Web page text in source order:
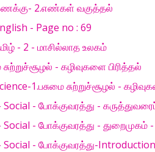
2.எண்கள் வகுத்தல்
- Page no : 69
- 2 - மாசில்லாத உலகம்
- கழிவுகளை பிரித்தல்
1.பசுமை சுற்றுச்சூழல் -
- போக்குவரத்து -
- போக்குவரத்து - துறைமுகம்
Social - போக்குவரத்து-Introduction